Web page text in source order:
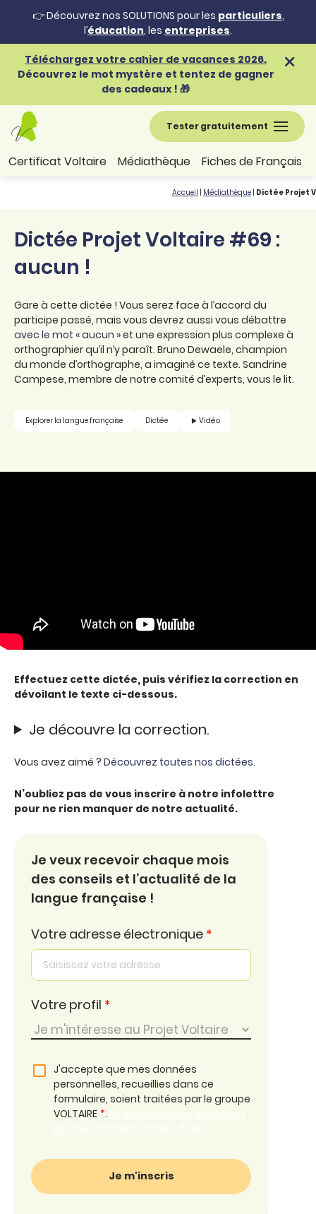
👉 Découvrez nos SOLUTIONS pour les particuliers,
l’éducation, les entreprises.
Téléchargez votre cahier de vacances 2026.
Découvrez le mot mystère et tentez de gagner
des cadeaux ! 🎁
Tester gratuitement
Certificat Voltaire Médiathèque Fiches de Français
Accueil Médiathèque Dictée Projet
Dictée Projet Voltaire #69 :
aucun !
Gare à cette dictée ! Vous serez face à l’accord du
participe passé, mais vous devrez aussi vous débattre
avec le mot « aucun »et une expression plus complexe à
orthographier qu’il n’y paraît. Bruno Dewaele, champion
du monde d’orthographe, a imaginé ce texte. Sandrine
Campese, membre de notre comité d’experts, vous le lit.
Explorer la langue française Dictée Vidéo
Effectuez cette dictée, puis vérifiez la correction en
dévoilant le texte ci-dessous.
Je découvre la correction.
Vous avez aimé ? Découvrez toutes nos dictées.
N’oubliez pas de vous inscrire à notre infolettre
pour ne rien manquer de notre actualité.
Je veux recevoir chaque mois
des conseils et l’actualité de la
langue française !
Votre adresse électronique *
Votre profil *
J'accepte que mes données
personnelles, recueillies dans ce
formulaire, soient traitées par le groupe
VOLTAIRE *.